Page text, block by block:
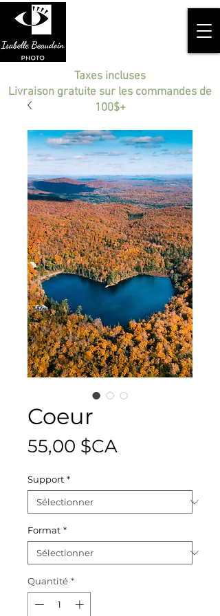
Taxes incluses
Livraison gratuite sur les commandes de
100$+
Coeur
55,00 $CA
Support *
Format *
Quantité *